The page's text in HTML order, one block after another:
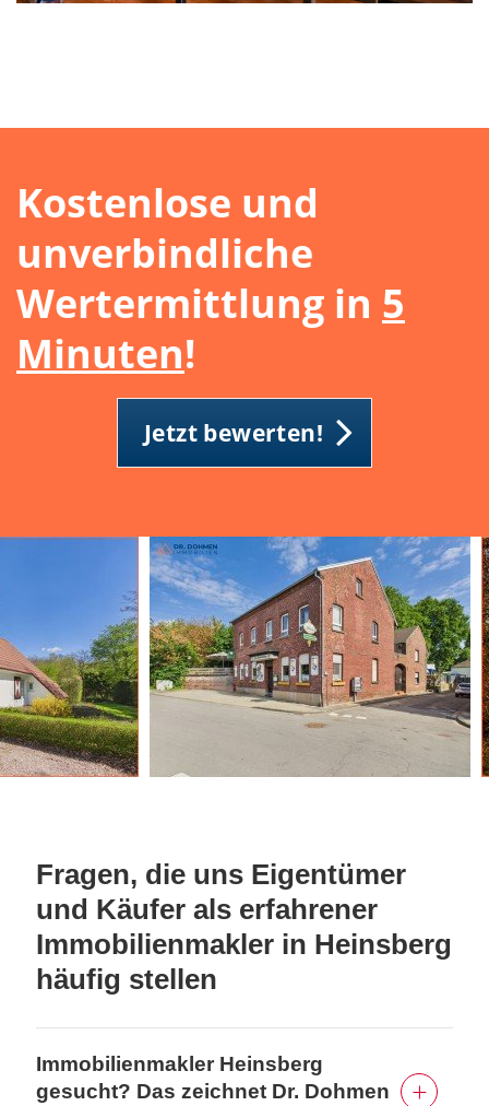
Kostenlose und
unverbindliche
Wertermittlung in 5
Minuten!
Jetzt bewerten!
Fragen, die uns Eigentümer
und Käufer als erfahrener
Immobilienmakler in Heinsberg
häufig stellen
Immobilienmakler Heinsberg
gesucht? Das zeichnet Dr. Dohmen